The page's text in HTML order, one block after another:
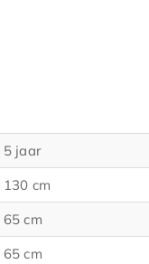
5 jaar
130 cm
65 cm
65 cm